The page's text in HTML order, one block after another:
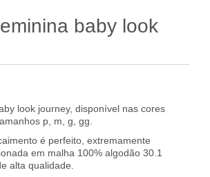
baby look
look journey, disponível nas cores
p, m, g, gg.
é perfeito, extremamente
em malha 100% algodão 30.1
alta qualidade.